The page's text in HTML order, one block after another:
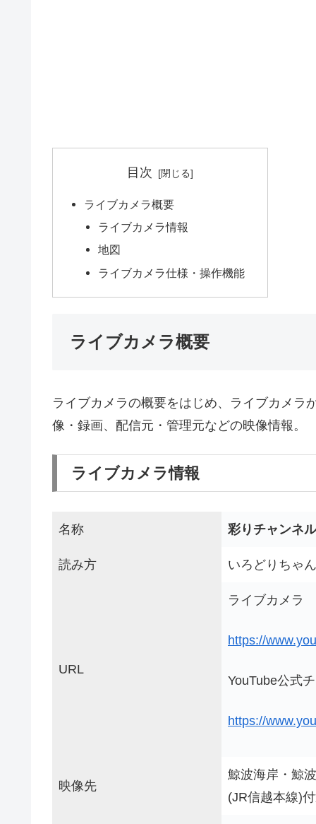
目次
ライブカメラ概要
ライブカメラ情報
地図
ライブカメラ仕様・操作機能
ライブカメラ概要
ライブカメラの概要をはじめ、ライブカメラ
像・録画、配信元・管理元などの映像情報。
ライブカメラ情報
名称 彩りチャンネ
読み方 いろどりちゃ
URL
ライブカメラ
https://
YouTube公式
https://
映像先
鯨波海岸・鯨
(JR信越本線)